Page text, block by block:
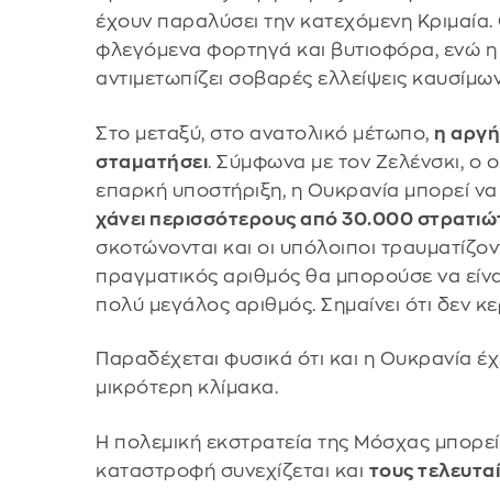
έχουν παραλύσει την κατεχόμενη
φλεγόμενα φορτηγά και βυτιοφόρα, ενώ
αντιμετωπίζει σοβαρές ελλείψεις
Στο μεταξύ, στο ανατολικό μέτωπο, η
σταματήσει. Σύμφωνα με τον Ζελένσκι, ο
επαρκή υποστήριξη, η Ουκρανία μπορεί
χάνει περισσότερους από 30.000
σκοτώνονται και οι υπόλοιποι
πραγματικός αριθμός θα μπορούσε να
πολύ μεγάλος αριθμός. Σημαίνει ότι δεν
Παραδέχεται φυσικά ότι και η Ουκρανία
μικρότερη κλίμακα.
Η πολεμική εκστρατεία της Μόσχας
καταστροφή συνεχίζεται και τους